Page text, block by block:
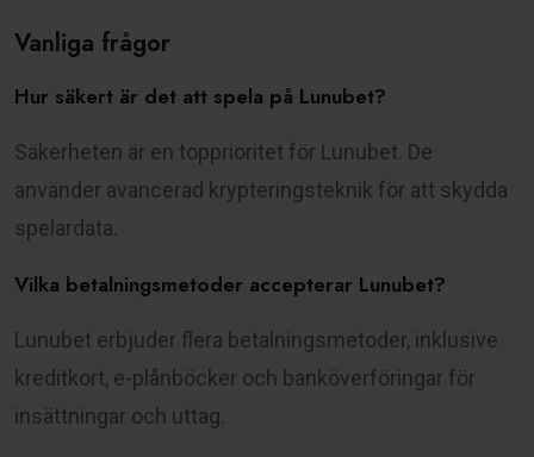
Vanliga frågor
Hur säkert är det att spela på Lunubet?
Säkerheten är en topprioritet för Lunubet. De
använder avancerad krypteringsteknik för att skydda
spelardata.
Vilka betalningsmetoder accepterar Lunubet?
Lunubet erbjuder flera betalningsmetoder, inklusive
kreditkort, e-plånböcker och banköverföringar för
insättningar och uttag.